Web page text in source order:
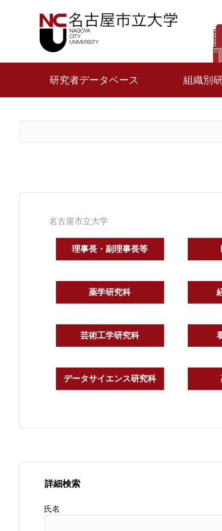
研究者データベース 組織別
名古屋市立大学
理事長・副理事長等
薬学研究科
芸術工学研究科
データサイエンス研究科
詳細検索
氏名